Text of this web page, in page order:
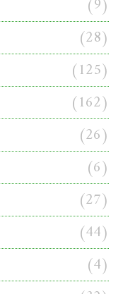
(9)
(28)
(125)
(162)
(26)
(6)
(27)
(44)
(4)